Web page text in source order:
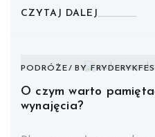
CZYTAJ DALEJ
PODRÓŻE BY
O czym warto
wynajęcia?